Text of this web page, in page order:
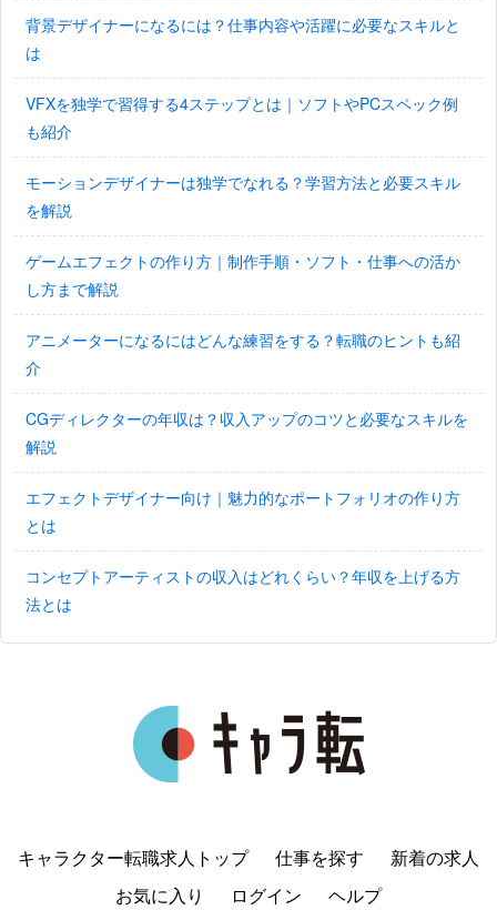
背景デザイナーになるには？仕事内容や活躍に必要なスキルと
は
VFXを独学で習得する4ステップとは｜ソフトやPCスペック例
も紹介
モーションデザイナーは独学でなれる？学習方法と必要スキル
を解説
ゲームエフェクトの作り方｜制作手順・ソフト・仕事への活か
し方まで解説
アニメーターになるにはどんな練習をする？転職のヒントも紹
介
CGディレクターの年収は？収入アップのコツと必要なスキルを
解説
エフェクトデザイナー向け｜魅力的なポートフォリオの作り方
とは
コンセプトアーティストの収入はどれくらい？年収を上げる方
法とは
キャラクター転職求人トップ 仕事を探す
新着の求人
お気に入り
ログイン ヘルプ